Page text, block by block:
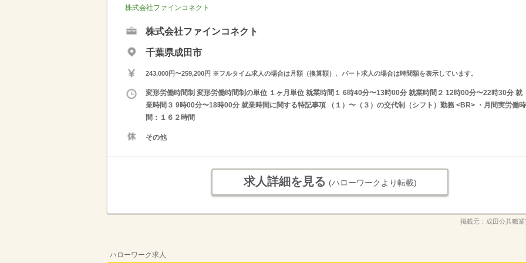
株式会社ファインコネクト
株式会社ファインコネクト
千葉県成田市
243,000円〜259,200円 ※フルタイム求人の場合は月額（換算額）、パート求人の場合は時間額を表示しています。
変形労働時間制 変形労働時間制の単位 １ヶ月単位 就業時間１ 6時40分〜13時00分 就業時間２ 12時00分〜22時30分 就
業時間３ 9時00分〜18時00分 就業時間に関する特記事項 （１）〜（３）の交代制（シフト）勤務 <BR> ・月間実労働時
間：１６２時間
その他
求人詳細を見る (ハローワークより転載)
掲載元： 成田公共職
ハローワーク求人